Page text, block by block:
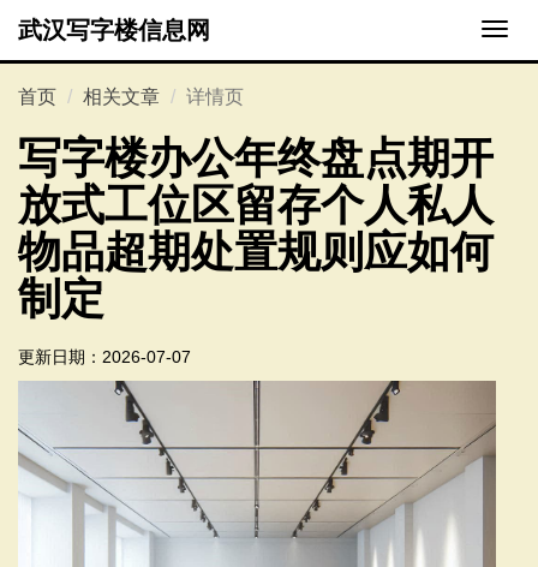
切
换
武汉写字楼信息网
首页 相关文章 详情页
写字楼办公年终盘点期开
放式工位区留存个人私人
物品超期处置规则应如何
制定
更新日期： 2026-07-07